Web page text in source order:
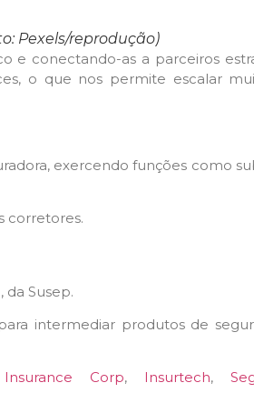
Pexels/reprodução)
e conectando-as a parceiros
o que nos permite escalar
exercendo funções como
corretores.
da Susep.
intermediar produtos de
Corp, Insurtech,